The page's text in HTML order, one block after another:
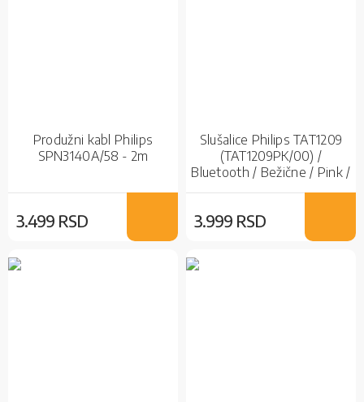
Produžni kabl Philips
SPN3140A/58 - 2m
3.499 RSD
Slušalice Philips TAT1209
(TAT1209PK/00) /
Bluetooth / Bežične / Pink /
3.999 RSD